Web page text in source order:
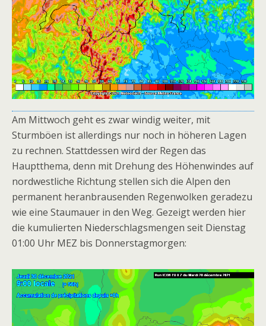
Am Mittwoch geht es zwar windig weiter, mit
Sturmböen ist allerdings nur noch in höheren Lagen
zu rechnen. Stattdessen wird der Regen das
Hauptthema, denn mit Drehung des Höhenwindes auf
nordwestliche Richtung stellen sich die Alpen den
permanent heranbrausenden Regenwolken geradezu
wie eine Staumauer in den Weg. Gezeigt werden hier
die kumulierten Niederschlagsmengen seit Dienstag
01:00 Uhr MEZ bis Donnerstagmorgen: